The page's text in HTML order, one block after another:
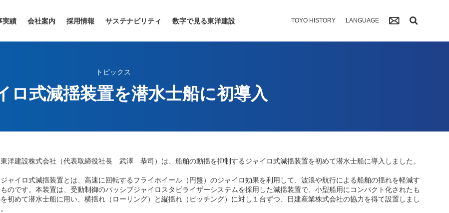
実績 会社案内 採用情報 サステナビリティ 数字で見る東洋建設 TOYO HISTORY LANGUAGE
トピックス
ロ式減揺装置を潜水士船に初導入
洋建設株式会社（代表取締役社長 武澤 恭司）は、船舶の動揺を抑制するジャイロ式減揺装置を初めて潜水士船に導入しました。
ャイロ式減揺装置とは、高速に回転するフライホイール（円盤）のジャイロ効果を利用して、波浪や航行による船舶の揺れを軽減す
のです。本装置は、受動制御のパッシブジャイロスタビライザーシステムを採用した減揺装置で、小型船用にコンパクト化されたも
初めて潜水士船に用い、横揺れ（ローリング）と縦揺れ（ピッチング）に対し１台ずつ、日建産業株式会社の協力を得て設置しまし